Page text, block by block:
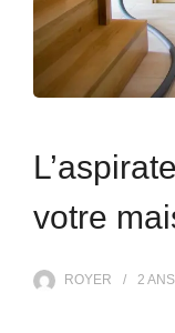
votre
ROYER 2 ANS